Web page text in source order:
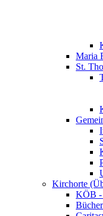
Maria
St.
Kirchorte
KÖB -